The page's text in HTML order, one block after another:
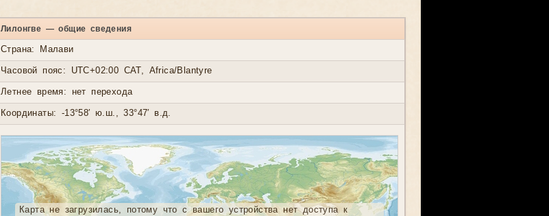
Лилонгве — общие сведения
Страна: Малави
Часовой пояс: UTC+02:00 CAT, Africa/Blantyre
Летнее время: нет перехода
Координаты: -13°58′ ю.ш., 33°47′ в.д.
Карта не загрузилась, потому что с вашего устройства нет доступа к